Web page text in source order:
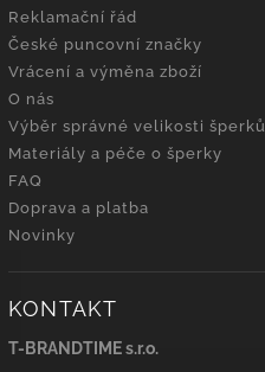
Reklamační řád
České puncovní značky
Vrácení a výměna zboží
O nás
Výběr správné velikosti šperků
Materiály a péče o šperky
FAQ
Doprava a platba
Novinky
KONTAKT
T-BRANDTIME s.r.o.